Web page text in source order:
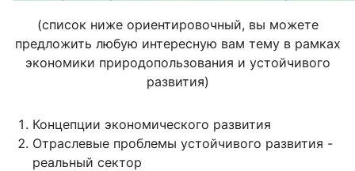
(список ниже ориентировочный, вы можете
предложить любую интересную вам тему в рамках
экономики природопользования и устойчивого
развития)
Концепции экономического развития
Отраслевые проблемы устойчивого развития -
реальный сектор